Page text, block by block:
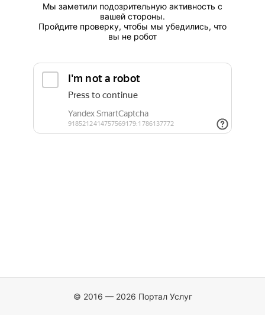
Мы заметили подозрительную активность с
вашей стороны.
Пройдите проверку, чтобы мы убедились, что
вы не робот
© 2016 — 2026 Портал Услуг